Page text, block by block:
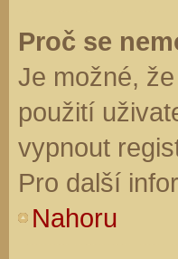
Proč se
Je možné,
použití
vypnout
Pro další
Nahoru